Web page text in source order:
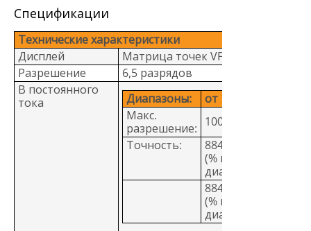
Спецификации
Технические характеристики
Дисплей
Матрица точек VFD
Разрешение
6,5 разрядов
В постоянного
тока
Диапазоны:
от 100 мВ до 1000
Макс.
разрешение: 100 нВ
Точность:
8845A: 0,0035 +
(% измерения + %
диапазона)
8846A: 0,0024 +
(% измерения + %
диапазона)